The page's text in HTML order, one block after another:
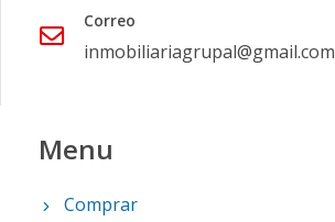
Correo
inmobiliariagrupal@gmail.com
Menu
Comprar